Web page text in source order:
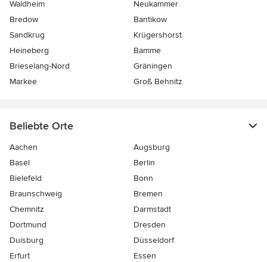
Waldheim
Neukammer
Bredow
Bantikow
Sandkrug
Krügershorst
Heineberg
Bamme
Brieselang-Nord
Gräningen
Markee
Groß Behnitz
Beliebte Orte
Aachen
Augsburg
Basel
Berlin
Bielefeld
Bonn
Braunschweig
Bremen
Chemnitz
Darmstadt
Dortmund
Dresden
Duisburg
Düsseldorf
Erfurt
Essen